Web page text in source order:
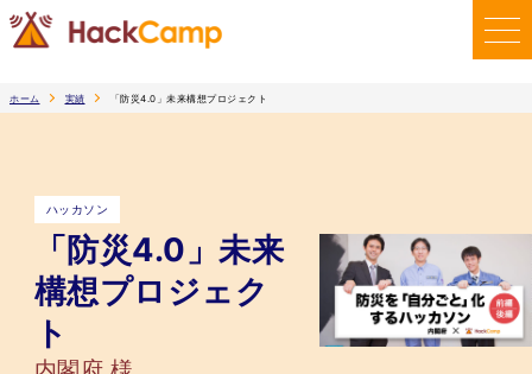
ホーム 実績 「防災4.0」未来構想プロジェクト
ハッカソン
「防災4.0」未来
構想プロジェク
ト